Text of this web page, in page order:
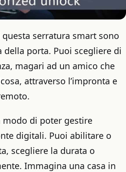
serratura smart sono
porta. Puoi scegliere di
magari ad un amico che
attraverso l’impronta e
modo di poter gestire
digitali. Puoi abilitare o
scegliere la durata o
Immagina una casa in